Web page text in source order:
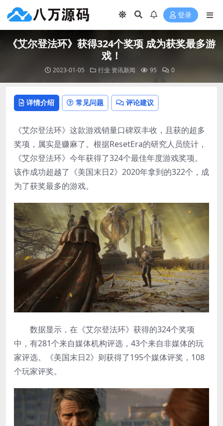
登录
《艾尔登法环》获得324个奖项 成为获奖最多游
戏！
2023-01-05 行业 资讯新闻 95 0
详情介绍 常见问题 评论建议
《艾尔登法环》这款游戏销量口碑双丰收，且获的超多
奖项，属实是赚麻了。根据ResetEra的研究人员统计，
《艾尔登法环》今年获得了324个最佳年度游戏奖项。
该作成功超越了《美国末日2》2020年拿到的322个，成
为了获奖最多的游戏。
数据显示，在《艾尔登法环》获得的324个奖项
中，有281个来自媒体机构评选，43个来自非媒体的玩
家评选。《美国末日2》则获得了195个媒体评奖，108
个玩家评奖。